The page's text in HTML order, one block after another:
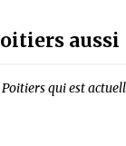
aussi
qui est